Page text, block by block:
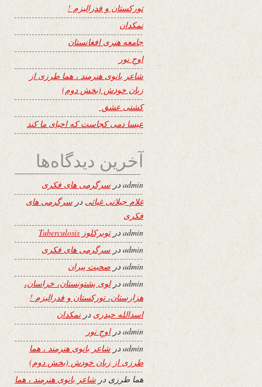
تورکستان و فدرالیزم !
نمکدان
جامعه هنری افغانستان
اوجِ نور
شاعر بانوی هنرمند ، هما طرزی از
زبان خودش (بخش دوم)
کشتی عشق
عیسا دمی کجاست که احیای ما کند
آخرین دیدگاه‌ها
adminدر سرگرمی های فکری
غلام جیلانی غیاثی در سرگرمی های
فکری
adminدرتوبرکلوز Tuberculosis
adminدر سرگرمی های فکری
adminدر صحبت پیران
adminدرلوی پشتونستان، خراسان،
هزارستان، تورکستان و فدرالیزم !
اسدالله حیدری درنمکدان
adminدراوجِ نور
adminدر شاعر بانوی هنرمند ، هما
طرزی از زبان خودش (بخش دوم)
هما طرزی در شاعر بانوی هنرمند ، هما